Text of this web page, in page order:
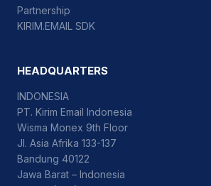
Partnership
KIRIM.EMAIL SDK
HEADQUARTERS
INDONESIA
PT. Kirim Email Indonesia
Wisma Monex 9th Floor
Jl. Asia Afrika 133-137
Bandung 40122
Jawa Barat – Indonesia